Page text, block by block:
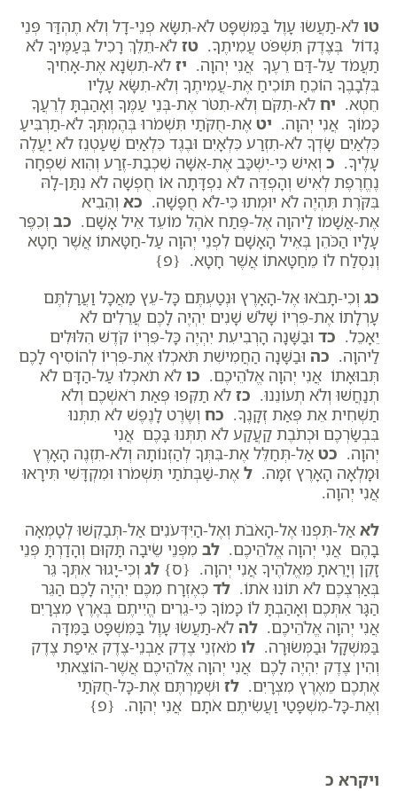
טו לֹא-תַעֲשׂוּ עָוֶל בַּמִּשְׁפָּט לֹא-תִשָּׂא פְנֵי-דָל וְלֹא תֶהְדַּר פְּנֵי
גָדוֹל בְּצֶדֶק תִּשְׁפֹּט עֲמִיתֶךָ. טז לֹא-תֵלֵךְ רָכִיל בְּעַמֶּיךָ לֹא
תַעֲמֹד עַל-דַּם רֵעֶךָ אֲנִי יְהוָה. יז לֹא-תִשְׂנָא אֶת-אָחִיךָ
בִּלְבָבֶךָ הוֹכֵחַ תּוֹכִיחַ אֶת-עֲמִיתֶךָ וְלֹא-תִשָּׂא עָלָיו
חֵטְא. יח לֹא-תִקֹּם וְלֹא-תִטֹּר אֶת-בְּנֵי עַמֶּךָ וְאָהַבְתָּ לְרֵעֲךָ
כָּמוֹךָ אֲנִי יְהוָה. יט אֶת-חֻקֹּתַי תִּשְׁמֹרוּ בְּהֶמְתְּךָ לֹא-תַרְבִּיעַ
כִּלְאַיִם שָׂדְךָ לֹא-תִזְרַע כִּלְאָיִם וּבֶגֶד כִּלְאַיִם שַׁעַטְנֵז לֹא יַעֲלֶה
עָלֶיךָ. כ וְאִישׁ כִּי-יִשְׁכַּב אֶת-אִשָּׁה שִׁכְבַת-זֶרַע וְהִוא שִׁפְחָה
נֶחֱרֶפֶת לְאִישׁ וְהָפְדֵּה לֹא נִפְדָּתָה אוֹ חֻפְשָׁה לֹא נִתַּן-לָהּ
בִּקֹּרֶת תִּהְיֶה לֹא יוּמְתוּ כִּי-לֹא חֻפָּשָׁה. כא וְהֵבִיא
אֶת-אֲשָׁמוֹ לַיהוָה אֶל-פֶּתַח אֹהֶל מוֹעֵד אֵיל אָשָׁם. כב וְכִפֶּר
עָלָיו הַכֹּהֵן בְּאֵיל הָאָשָׁם לִפְנֵי יְהוָה עַל-חַטָּאתוֹ אֲשֶׁר חָטָא
וְנִסְלַח לוֹ מֵחַטָּאתוֹ אֲשֶׁר חָטָא. {פ}
כג וְכִי-תָבֹאוּ אֶל-הָאָרֶץ וּנְטַעְתֶּם כָּל-עֵץ מַאֲכָל וַעֲרַלְתֶּם
עָרְלָתוֹ אֶת-פִּרְיוֹ שָׁלֹשׁ שָׁנִים יִהְיֶה לָכֶם עֲרֵלִים לֹא
יֵאָכֵל. כד וּבַשָּׁנָה הָרְבִיעִת יִהְיֶה כָּל-פִּרְיוֹ קֹדֶשׁ הִלּוּלִים
לַיהוָה. כה וּבַשָּׁנָה הַחֲמִישִׁת תֹּאכְלוּ אֶת-פִּרְיוֹ לְהוֹסִיף לָכֶם
תְּבוּאָתוֹ אֲנִי יְהוָה אֱלֹהֵיכֶם. כו לֹא תֹאכְלוּ עַל-הַדָּם לֹא
תְנַחֲשׁוּ וְלֹא תְעוֹנֵנוּ. כז לֹא תַקִּפוּ פְּאַת רֹאשְׁכֶם וְלֹא
תַשְׁחִית אֵת פְּאַת זְקָנֶךָ. כח וְשֶׂרֶט לָנֶפֶשׁ לֹא תִתְּנוּ
בִּבְשַׂרְכֶם וּכְתֹבֶת קַעֲקַע לֹא תִתְּנוּ בָּכֶם אֲנִי
יְהוָה. כט אַל-תְּחַלֵּל אֶת-בִּתְּךָ לְהַזְנוֹתָהּ וְלֹא-תִזְנֶה הָאָרֶץ
וּמָלְאָה הָאָרֶץ זִמָּה. ל אֶת-שַׁבְּתֹתַי תִּשְׁמֹרוּ וּמִקְדָּשִׁי תִּירָאוּ
אֲנִי יְהוָה.
לא אַל-תִּפְנוּ אֶל-הָאֹבֹת וְאֶל-הַיִּדְּעֹנִים אַל-תְּבַקְשׁוּ לְטָמְאָה
בָהֶם אֲנִי יְהוָה אֱלֹהֵיכֶם. לב מִפְּנֵי שֵׂיבָה תָּקוּם וְהָדַרְתָּ פְּנֵי
זָקֵן וְיָרֵאתָ מֵּאֱלֹהֶיךָ אֲנִי יְהוָה. {ס} לג וְכִי-יָגוּר אִתְּךָ גֵּר
בְּאַרְצְכֶם לֹא תוֹנוּ אֹתוֹ. לד כְּאֶזְרָח מִכֶּם יִהְיֶה לָכֶם הַגֵּר
הַגָּר אִתְּכֶם וְאָהַבְתָּ לוֹ כָּמוֹךָ כִּי-גֵרִים הֱיִיתֶם בְּאֶרֶץ מִצְרָיִם
אֲנִי יְהוָה אֱלֹהֵיכֶם. לה לֹא-תַעֲשׂוּ עָוֶל בַּמִּשְׁפָּט בַּמִּדָּה
בַּמִּשְׁקָל וּבַמְּשׂוּרָה. לו מֹאזְנֵי צֶדֶק אַבְנֵי-צֶדֶק אֵיפַת צֶדֶק
וְהִין צֶדֶק יִהְיֶה לָכֶם אֲנִי יְהוָה אֱלֹהֵיכֶם אֲשֶׁר-הוֹצֵאתִי
אֶתְכֶם מֵאֶרֶץ מִצְרָיִם. לז וּשְׁמַרְתֶּם אֶת-כָּל-חֻקֹּתַי
וְאֶת-כָּל-מִשְׁפָּטַי וַעֲשִׂיתֶם אֹתָם אֲנִי יְהוָה. {פ}
ויקרא כ